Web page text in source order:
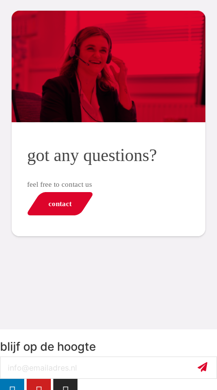
got any questions?
feel free to contact us
contact
blijf op de hoogte